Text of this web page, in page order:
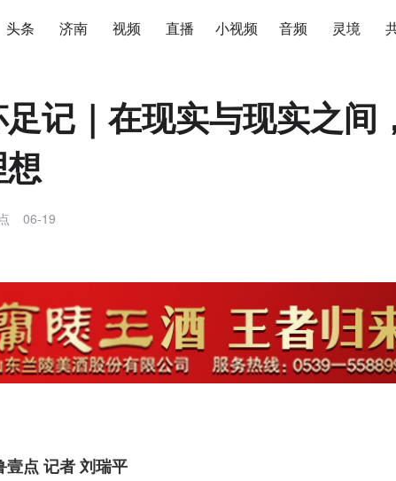
头条 济南 视频 直播 小视频 音频 灵境
记｜在现实与现实之间
06-19
壹点 记者 刘瑞平